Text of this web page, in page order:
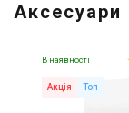
Аксесуари
В наявності
Акція Топ